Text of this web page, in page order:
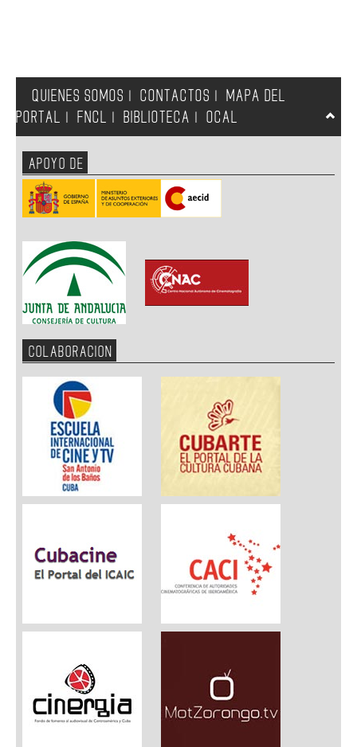
QUIENES SOMOS CONTACTOS
MAPA DEL
PORTAL
FNCL BIBLIOTECA OCAL
APOYO DE
COLABORACION